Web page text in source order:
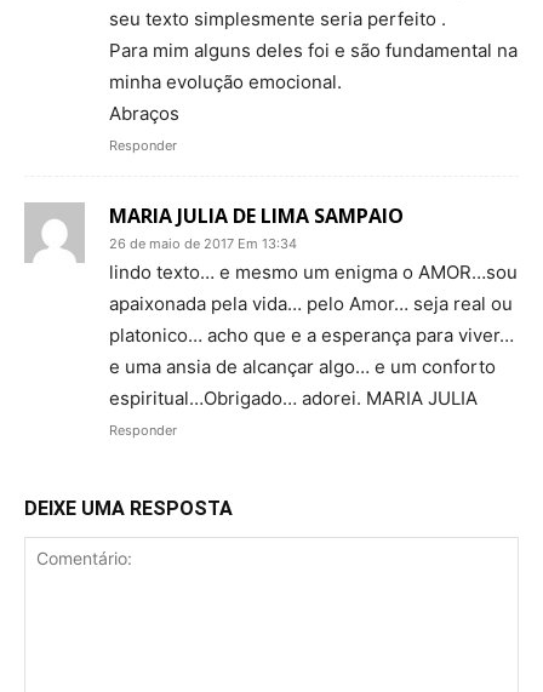
seu texto simplesmente seria perfeito .
Para mim alguns deles foi e são fundamental na
minha evolução emocional.
Abraços
Responder
MARIA JULIA DE LIMA SAMPAIO
26 de maio de 2017 Em 13:34
lindo texto… e mesmo um enigma o AMOR…sou
apaixonada pela vida… pelo Amor… seja real ou
platonico… acho que e a esperança para viver…
e uma ansia de alcançar algo… e um conforto
espiritual…Obrigado… adorei. MARIA JULIA
Responder
DEIXE UMA RESPOSTA